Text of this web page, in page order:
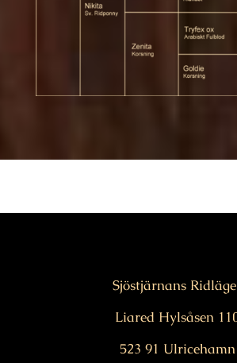
Sjöstjärnans
Liared Hylsåsen
523 91 Ulricehamn